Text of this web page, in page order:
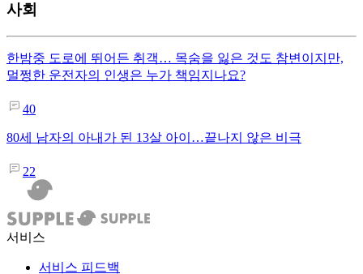
사회
한밤중 도로에 뛰어든 취객… 목숨을 잃은 것도 참변이지만,
멀쩡한 운전자의 인생은 누가 책임지나요?
40
80세 남자의 아내가 된 13살 아이…끝나지 않은 비극
22
서비스
서비스 피드백